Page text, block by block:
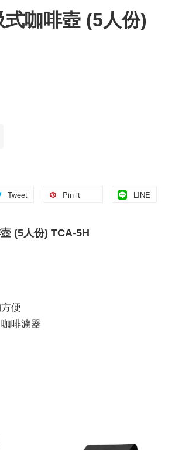
咖啡壺 (5人份)
Tweet Pin it LINE
(5人份) TCA-5H
便
啡濾器